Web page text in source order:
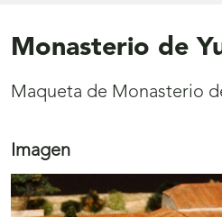
Monasterio de
Maqueta de Monasterio
Imagen